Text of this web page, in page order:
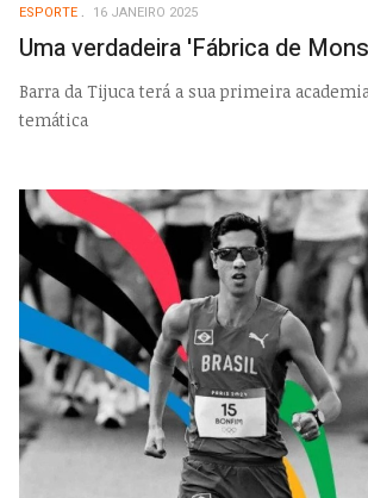
ESPORTE 16 JANEIRO 2025
Uma verdadeira 'Fábrica de
Barra da Tijuca terá a sua primeira
temática